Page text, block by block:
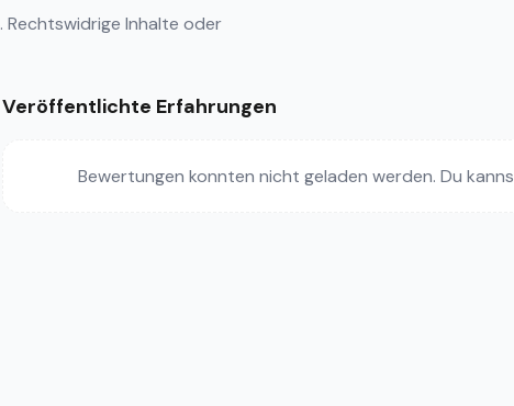
. Rechtswidrige Inhalte oder
Veröffentlichte Erfahrungen
Bewertungen konnten nicht geladen werden. Du